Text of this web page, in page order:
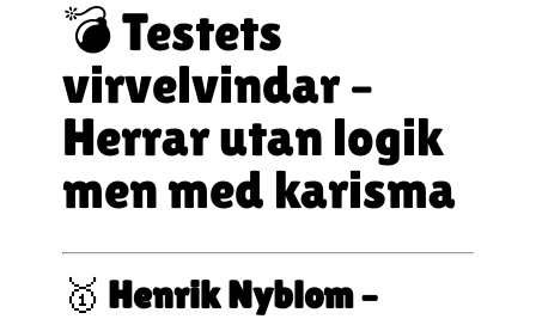
💣 Testets
virvelvindar –
Herrar utan logik
men med karisma
🥇 Henrik Nyblom –